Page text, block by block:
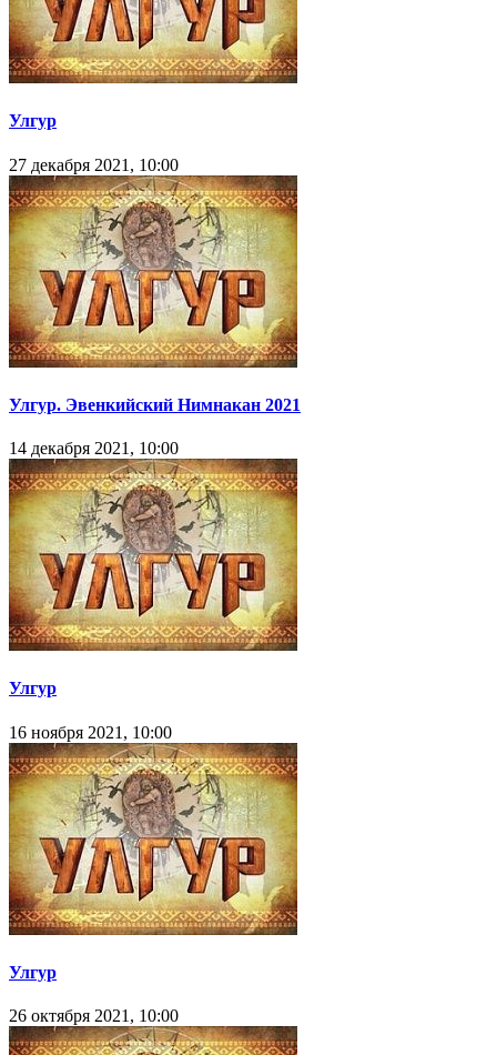
Улгур
27 декабря 2021, 10:00
Улгур. Эвенкийский Нимнакан 2021
14 декабря 2021, 10:00
Улгур
16 ноября 2021, 10:00
Улгур
26 октября 2021, 10:00